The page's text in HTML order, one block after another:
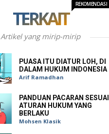
TERKAIT
REKOMENDASI
Artikel yang mirip-mirip
PUASA ITU DIATUR LOH, DI
DALAM HUKUM INDONESIA
Arif Ramadhan
PANDUAN PACARAN SESUAI
ATURAN HUKUM YANG
BERLAKU
Mohsen Klasik